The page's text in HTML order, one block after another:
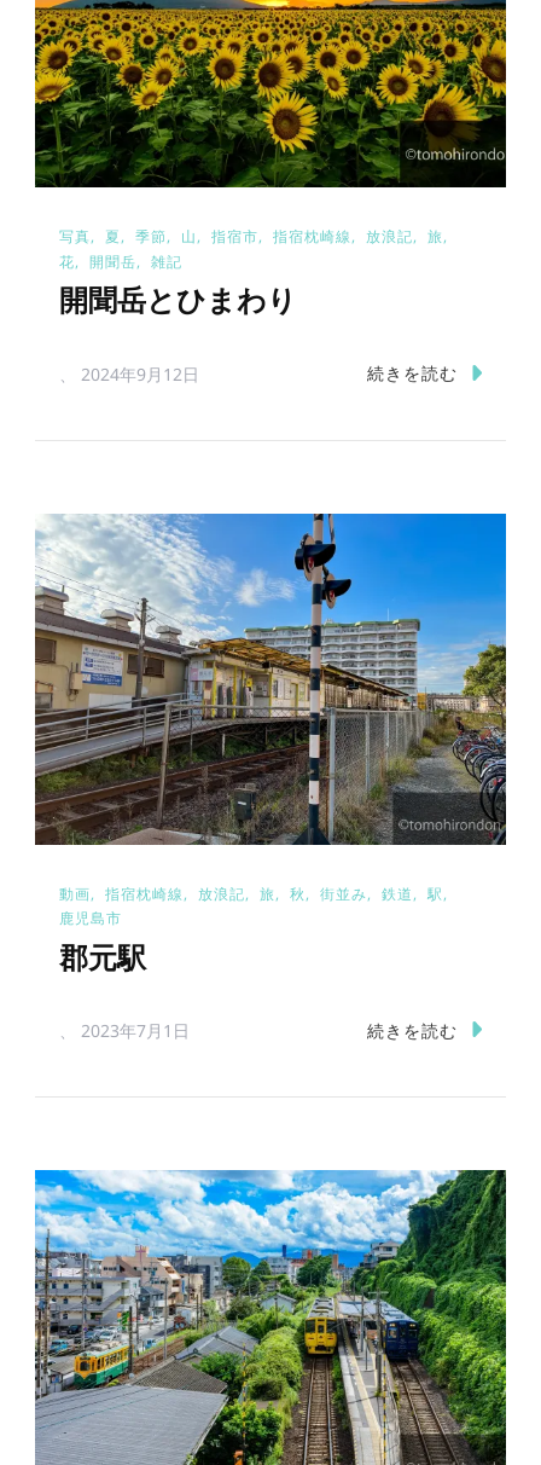
写真 夏 季節 山 指宿市 指宿枕崎線 放浪記
旅
花
開聞岳 雑記
開聞岳とひまわり
2024年9月12日 続きを読む
動画 指宿枕崎線 放浪記 旅 秋 街並み 鉄道
駅
鹿児島市
郡元駅
、 2023年7月1日 続きを読む